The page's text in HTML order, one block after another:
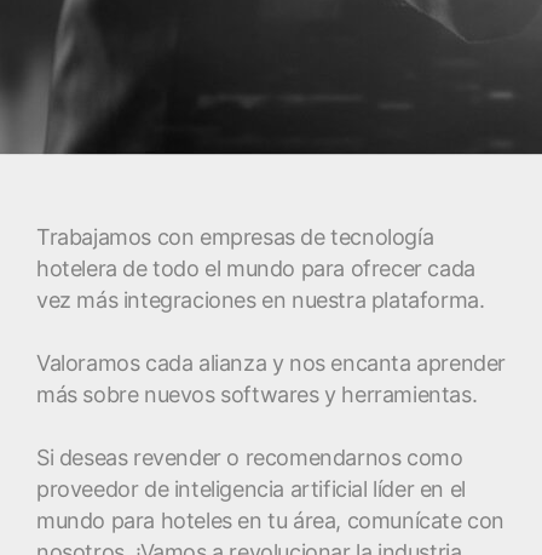
Trabajamos con empresas de tecnología
hotelera de todo el mundo para ofrecer cada
vez más integraciones en nuestra plataforma.
Valoramos cada alianza y nos encanta aprender
más sobre nuevos softwares y herramientas.
Si deseas revender o recomendarnos como
proveedor de inteligencia artificial líder en el
mundo para hoteles en tu área, comunícate con